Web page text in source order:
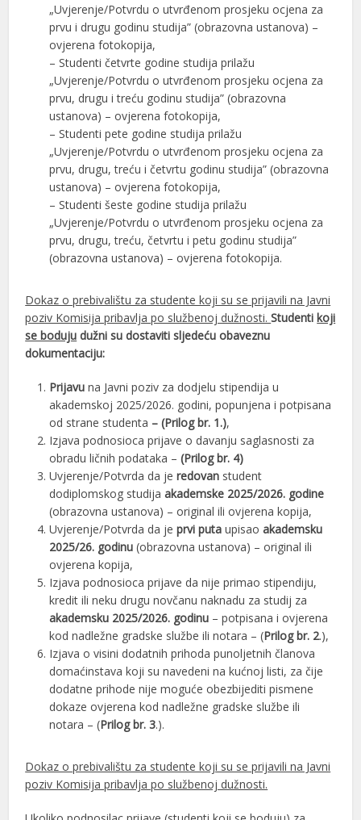
„Uvjerenje/Potvrdu o utvrđenom prosjeku ocjena za
prvu i drugu godinu studija” (obrazovna ustanova) –
ovjerena fotokopija,
– Studenti četvrte godine studija prilažu
„Uvjerenje/Potvrdu o utvrđenom prosjeku ocjena za
prvu, drugu i treću godinu studija” (obrazovna
ustanova) – ovjerena fotokopija,
– Studenti pete godine studija prilažu
„Uvjerenje/Potvrdu o utvrđenom prosjeku ocjena za
prvu, drugu, treću i četvrtu godinu studija” (obrazovna
ustanova) – ovjerena fotokopija,
– Studenti šeste godine studija prilažu
„Uvjerenje/Potvrdu o utvrđenom prosjeku ocjena za
prvu, drugu, treću, četvrtu i petu godinu studija”
(obrazovna ustanova) – ovjerena fotokopija.
Dokaz o prebivalištu za studente koji su se prijavili na Javni
poziv Komisija pribavlja po službenoj dužnosti.Studentikoji
se boduju dužni su dostaviti sljedeću obaveznu
dokumentaciju:
Prijavu na Javni poziv za dodjelu stipendija u
akademskoj 2025/2026. godini, popunjena i potpisana
od strane studenta – (Prilog br. 1.),
Izjava podnosioca prijave o davanju saglasnosti za
obradu ličnih podataka –(Prilog br. 4)
Uvjerenje/Potvrda da jeredovan student
dodiplomskog studijaakademske 2025/2026. godine
(obrazovna ustanova) – original ili ovjerena kopija,
Uvjerenje/Potvrda da jeprvi puta upisaoakademsku
2025/26. godinu (obrazovna ustanova) – original ili
ovjerena kopija,
Izjava podnosioca prijave da nije primao stipendiju,
kredit ili neku drugu novčanu naknadu za studij za
akademsku 2025/2026. godinu – potpisana i ovjerena
kod nadležne gradske službe ili notara – (Prilog br. 2.),
Izjava o visini dodatnih prihoda punoljetnih članova
domaćinstava koji su navedeni na kućnoj listi, za čije
dodatne prihode nije moguće obezbijediti pismene
dokaze ovjerena kod nadležne gradske službe ili
notara – (Prilog br. 3.).
Dokaz o prebivalištu za studente koji su se prijavili na Javni
poziv Komisija pribavlja po službenoj dužnosti.